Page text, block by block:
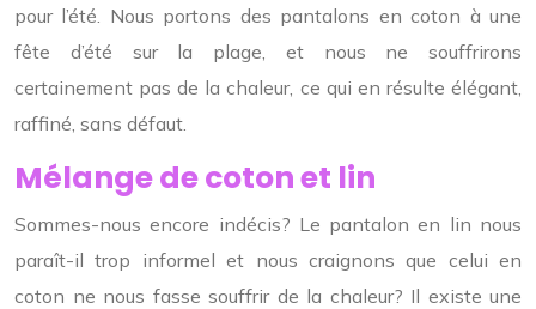
pour l’été. Nous portons des pantalons en coton à une
fête d’été sur la plage, et nous ne souffrirons
certainement pas de la chaleur, ce qui en résulte élégant,
raffiné, sans défaut.
Mélange de coton et lin
Sommes-nous encore indécis? Le pantalon en lin nous
paraît-il trop informel et nous craignons que celui en
coton ne nous fasse souffrir de la chaleur? Il existe une